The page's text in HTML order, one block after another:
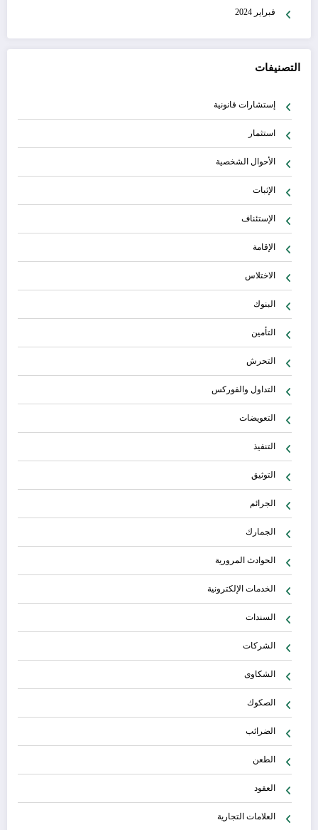
فبراير 2024
التصنيفات
إستشارات قانونية
استثمار
الأحوال الشخصية
الإثبات
الإستئناف
الإقامة
الاختلاس
البنوك
التأمين
التحرش
التداول والفوركس
التعويضات
التنفيذ
التوثيق
الجرائم
الجمارك
الحوادث المرورية
الخدمات الإلكترونية
السندات
الشركات
الشكاوى
الصكوك
الضرائب
الطعن
العقود
العلامات التجارية